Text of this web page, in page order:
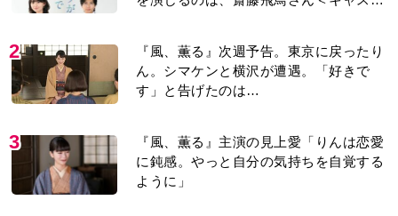
『風、薫る』主演の見上愛「りんは恋愛
ように」
4
来週の『風、薫る』あらすじ。派出看護
してついに＜あの人＞が…＜ネタバレあ
り＞
5
演歌歌手・市川由紀乃「更年期かと思っ